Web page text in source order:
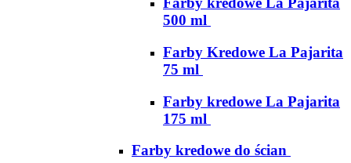
500 ml
Farby Kredowe La Pajarita
75 ml
Farby kredowe La Pajarita
175 ml
Farby kredowe do ścian